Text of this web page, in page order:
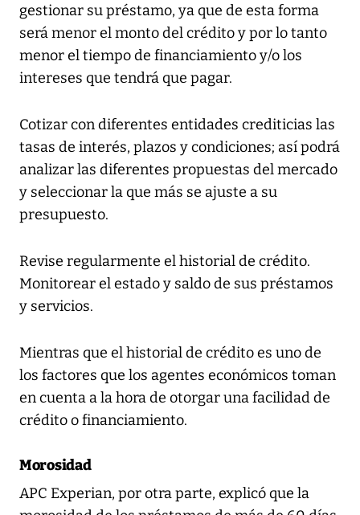
gestionar su préstamo, ya que de esta forma
será menor el monto del crédito y por lo tanto
menor el tiempo de financiamiento y/o los
intereses que tendrá que pagar.
Cotizar con diferentes entidades crediticias las
tasas de interés, plazos y condiciones; así podrá
analizar las diferentes propuestas del mercado
y seleccionar la que más se ajuste a su
presupuesto.
Revise regularmente el historial de crédito.
Monitorear el estado y saldo de sus préstamos
y servicios.
Mientras que el historial de crédito es uno de
los factores que los agentes económicos toman
en cuenta a la hora de otorgar una facilidad de
crédito o financiamiento.
Morosidad
APC Experian, por otra parte, explicó que la